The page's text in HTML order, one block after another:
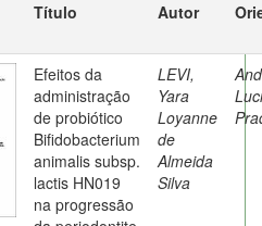
Título Autor
Efeitos da
administração
de probiótico
Bifidobacterium
animalis subsp.
lactis HN019
na progressão
LEVI,
Yara
Loyanne
de
Almeida
Silva